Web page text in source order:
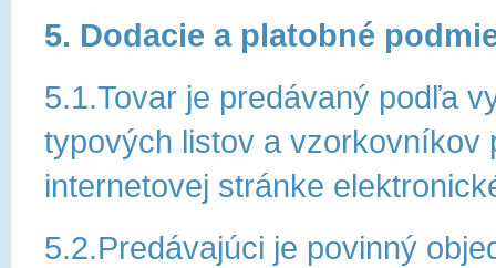
5. Dodacie a platobné
5.1.Tovar je predávaný podľa
typových listov a vzorkovníkov
internetovej stránke
5.2.Predávajúci je povinný